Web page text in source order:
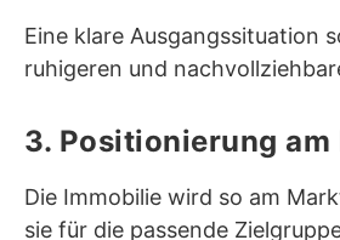
Eine klare Ausgangssituation
ruhigeren und
3. Positionierung am
Die Immobilie wird so am
sie für die passende